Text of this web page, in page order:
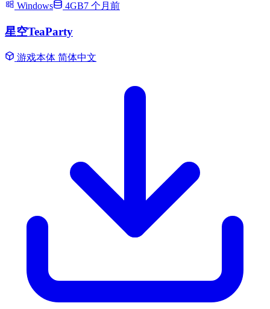
Windows
4GB7 个月前
星空TeaParty
游戏本体 简体中文